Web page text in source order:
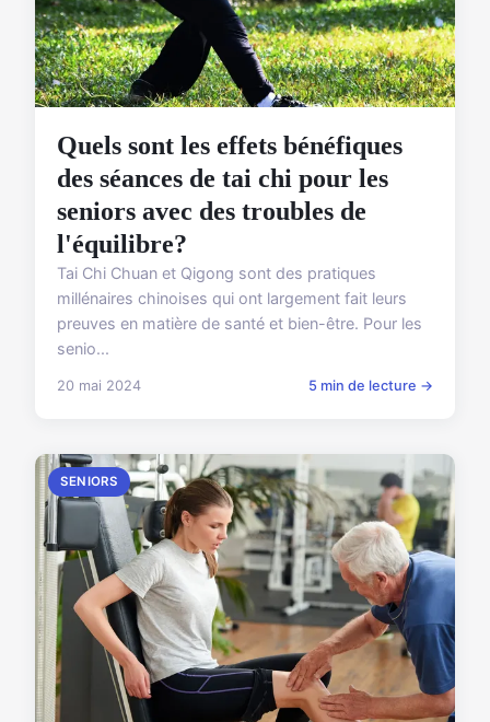
Quels sont les effets bénéfiques
des séances de tai chi pour les
seniors avec des troubles de
l'équilibre?
Tai Chi Chuan et Qigong sont des pratiques
millénaires chinoises qui ont largement fait leurs
preuves en matière de santé et bien-être. Pour les
senio...
20 mai 2024 5 min de lecture →
SENIORS